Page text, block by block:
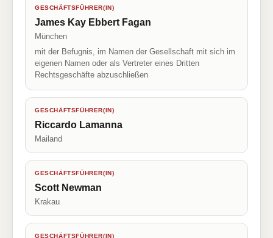
GESCHÄFTSFÜHRER(IN)
James Kay Ebbert Fagan
München
mit der Befugnis, im Namen der Gesellschaft mit sich im
eigenen Namen oder als Vertreter eines Dritten
Rechtsgeschäfte abzuschließen
GESCHÄFTSFÜHRER(IN)
Riccardo Lamanna
Mailand
GESCHÄFTSFÜHRER(IN)
Scott Newman
Krakau
GESCHÄFTSFÜHRER(IN)